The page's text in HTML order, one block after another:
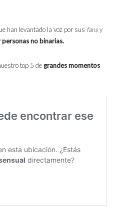
han levantado la voz por sus fansy
personas no binarias.
top 5 degrandes momentos